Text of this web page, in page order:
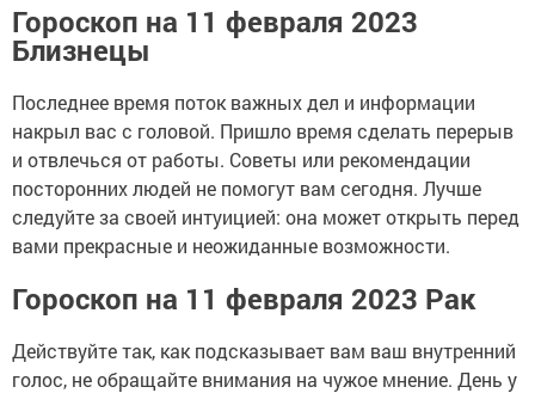
Гороскоп на 11 февраля 2023
Близнецы
Последнее время поток важных дел и информации
накрыл вас с головой. Пришло время сделать перерыв
и отвлечься от работы. Советы или рекомендации
посторонних людей не помогут вам сегодня. Лучше
следуйте за своей интуицией: она может открыть перед
вами прекрасные и неожиданные возможности.
Гороскоп на 11 февраля 2023 Рак
Действуйте так, как подсказывает вам ваш внутренний
голос, не обращайте внимания на чужое мнение. День у